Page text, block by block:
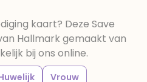
kaart? Deze Save
Hallmark gemaakt van
bij ons online.
Vrouw